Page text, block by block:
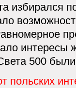
избирался
интересы
500 были